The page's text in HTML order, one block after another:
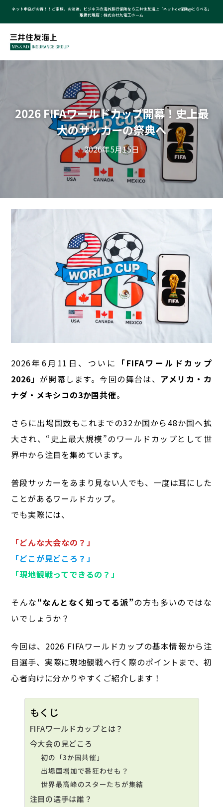
ネット申込がお得！！ご家族、お友達、ビジネスの海外旅行保険なら三井住友海上「ネットde保険@とらべる」
取扱代理店：株式会社九電工ホーム
2026 FIFAワールドカップ開幕！史上最
大のサッカーの祭典へ
2026年5月15日
2026年6月11日、ついに
「FIFAワールドカップ
2026」 が開幕します。今回の舞台は、 アメリカ・カ
ナダ・メキシコの3か国共催。
さらに出場国数もこれまでの32か国から48か国へ拡
大され、“史上最大規模”のワールドカップとして世
界中から注目を集めています。
普段サッカーをあまり見ない人でも、一度は耳にした
ことがあるワールドカップ。
でも実際には、
「どんな大会なの？」
「どこが見どころ？」
「現地観戦ってできるの？」
そんな“なんとなく知ってる派”の方も多いのではな
いでしょうか？
今回は、2026 FIFAワールドカップの基本情報から注
目選手、実際に現地観戦へ行く際のポイントまで、初
心者向けに分かりやすくご紹介します！
もくじ
FIFAワールドカップとは？
今大会の見どころ
初の「3か国共催」
出場国増加で番狂わせも？
世界最高峰のスターたちが集結
注目の選手は誰？